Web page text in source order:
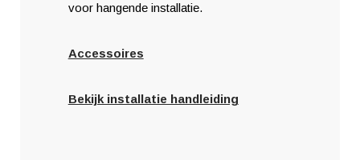
voor hangende installatie.
Accessoires
Bekijk installatie handleiding